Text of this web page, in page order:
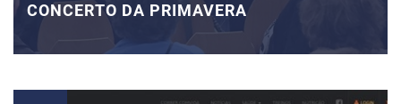
CONCERTO DA PRIMAVERA